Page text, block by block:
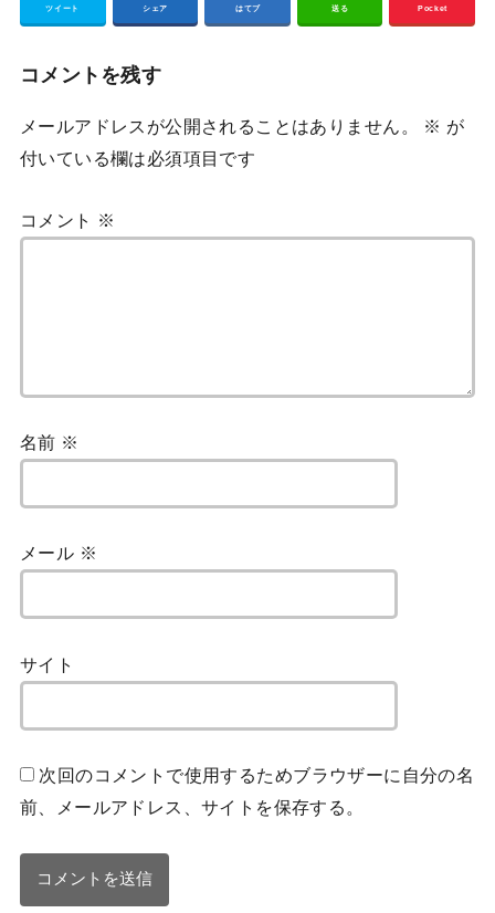
ツイート シェア はてブ 送る Pocket
コメントを残す
メールアドレスが公開されることはありません。 ※ が
付いている欄は必須項目です
コメント ※
名前 ※
メール ※
サイト
次回のコメントで使用するためブラウザーに自分の名
前、メールアドレス、サイトを保存する。